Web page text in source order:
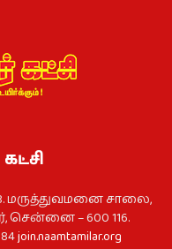
மருத்துவமனை சாலை,
சென்னை – 600 116.
join.naamtamilar.org